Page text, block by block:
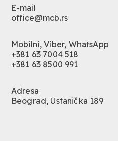
E-mail
office@mcb.rs
Mobilni, Viber, WhatsApp
+381 63 7004 518
+381 63 8500 991
Adresa
Beograd, Ustanička 189